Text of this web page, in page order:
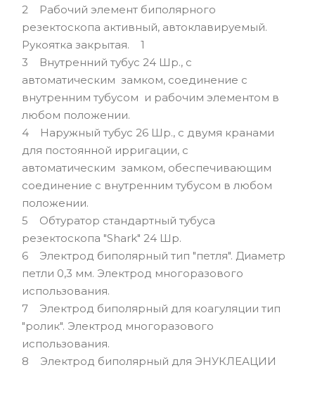
2 Рабочий элемент биполярного
резектоскопа активный, автоклавируемый.
Рукоятка закрытая. 1
3 Внутренний тубус 24 Шр., с
автоматическим замком, соединение с
внутренним тубусом и рабочим элементом в
любом положении.
4 Наружный тубус 26 Шр., с двумя кранами
для постоянной ирригации, с
автоматическим замком, обеспечивающим
соединение с внутренним тубусом в любом
положении.
5 Обтуратор стандартный тубуса
резектоскопа "Shark" 24 Шр.
6 Электрод биполярный тип "петля". Диаметр
петли 0,3 мм. Электрод многоразового
использования.
7 Электрод биполярный для коагуляции тип
"ролик". Электрод многоразового
использования.
8 Электрод биполярный для ЭНУКЛЕАЦИИ